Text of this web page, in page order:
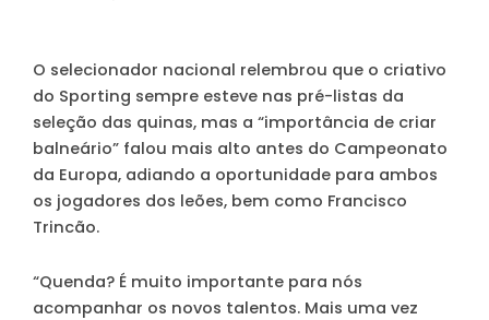
O selecionador nacional relembrou que o criativo
do Sporting sempre esteve nas pré-listas da
seleção das quinas, mas a “importância de criar
balneário” falou mais alto antes do Campeonato
da Europa, adiando a oportunidade para ambos
os jogadores dos leões, bem como Francisco
Trincão.
“Quenda? É muito importante para nós
acompanhar os novos talentos. Mais uma vez